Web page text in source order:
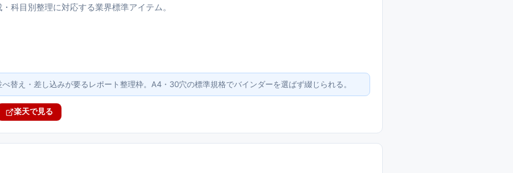
科目別整理に対応する業界標準アイテム。
べ替え・差し込みが要るレポート整理枠。A4・30穴の標準規格でバインダーを選ばず綴じられる。
楽天で見る